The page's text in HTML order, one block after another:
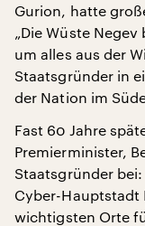
Gurion, hatte
„Die Wüste
um alles aus der
Staatsgründer in
der Nation im
Fast 60 Jahre
Premierminister,
Staatsgründer
Cyber-Hauptstadt
wichtigsten Orte